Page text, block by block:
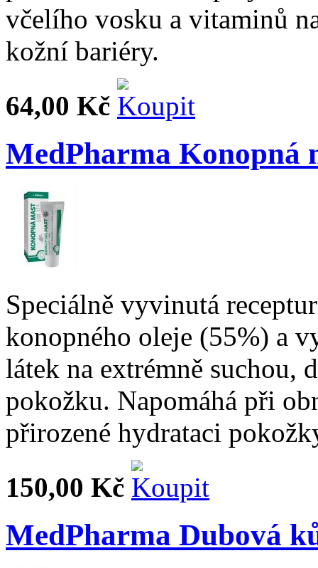
včelího vosku a vitaminů
kožní bariéry.
64,00 Kč
MedPharma Konopná
Speciálně vyvinutá
konopného oleje (55%) a
látek na extrémně suchou,
pokožku. Napomáhá při
přirozené hydrataci
150,00 Kč
MedPharma Dubová